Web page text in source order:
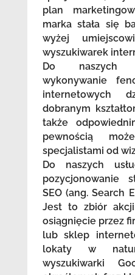
plan
marka stała się
wyżej
wyszukiwarek
Do naszych
wykonywanie
internetowych
dobranym
także
pewnością
specjalistami od
Do naszych
pozycjonowanie
SEO (ang. Search
Jest to zbiór
osiągnięcie przez
lub sklep
lokaty w
wyszukiwarki